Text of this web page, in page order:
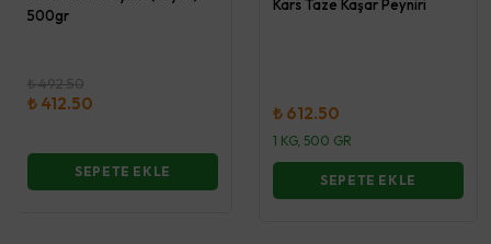
500gr
₺ 492.50
₺ 412.50
SEPETE EKLE
Kars Taze Kaşar Peyniri
₺ 612.50
1 KG, 500 GR
SEPETE EKLE